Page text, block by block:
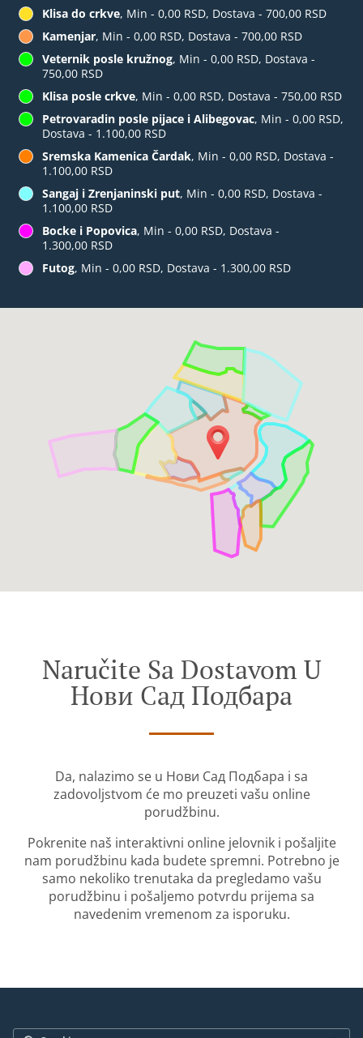
Klisa do crkve, Min - 0,00 RSD, Dostava - 700,00 RSD
Kamenjar, Min - 0,00 RSD, Dostava - 700,00 RSD
Veternik posle kružnog, Min - 0,00 RSD, Dostava -
750,00 RSD
Klisa posle crkve, Min - 0,00 RSD, Dostava - 750,00 RSD
Petrovaradin posle pijace i Alibegovac, Min - 0,00 RSD,
Dostava - 1.100,00 RSD
Sremska Kamenica Čardak, Min - 0,00 RSD, Dostava -
1.100,00 RSD
Sangaj i Zrenjaninski put, Min - 0,00 RSD, Dostava -
1.100,00 RSD
Bocke i Popovica, Min - 0,00 RSD, Dostava -
1.300,00 RSD
Futog, Min - 0,00 RSD, Dostava - 1.300,00 RSD
Naručite Sa Dostavom U
Нови Сад Подбара
Da, nalazimo se u Нови Сад Подбара i sa
zadovoljstvom će mo preuzeti vašu online
porudžbinu.
Pokrenite naš interaktivni online jelovnik i pošaljite
nam porudžbinu kada budete spremni. Potrebno je
samo nekoliko trenutaka da pregledamo vašu
porudžbinu i pošaljemo potvrdu prijema sa
navedenim vremenom za isporuku.